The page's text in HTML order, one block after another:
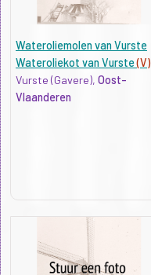
Wateroliemolen van Vurste
Wateroliekot van Vurste(V)
Vurste (Gavere), Oost-
Vlaanderen